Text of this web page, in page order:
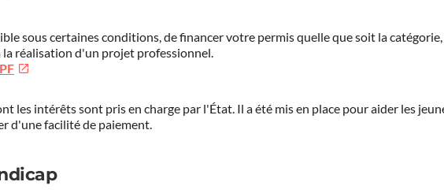
sous certaines conditions, de financer votre permis quelle que soit la
réalisation d'un projet professionnel.
les intérêts sont pris en charge par l'État. Il a été mis en place pour aider les
d'une facilité de paiement.